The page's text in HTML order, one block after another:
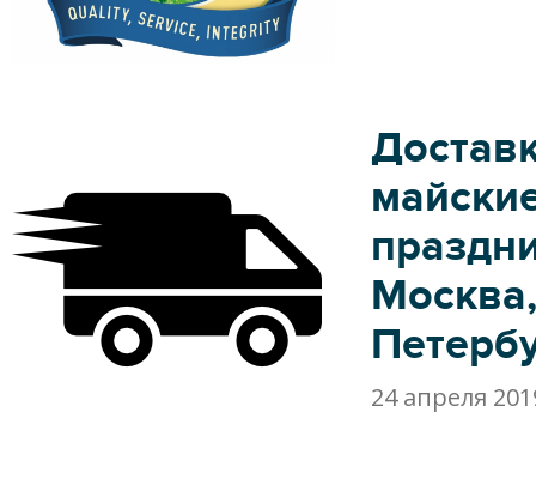
24 апреля